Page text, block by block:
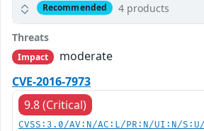
Recommended 4 products
Threats
Impact
moderate
CVE-2016-7973
9.8 (Critical)
CVSS:3.0/AV:N/AC:L/PR:N/UI:N/